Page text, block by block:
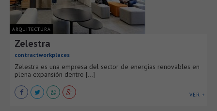
ARQUITECTURA
Zelestra
contractworkplaces
Zelestra es una empresa del sector de energías renovables en
plena expansión dentro [...]
VER +